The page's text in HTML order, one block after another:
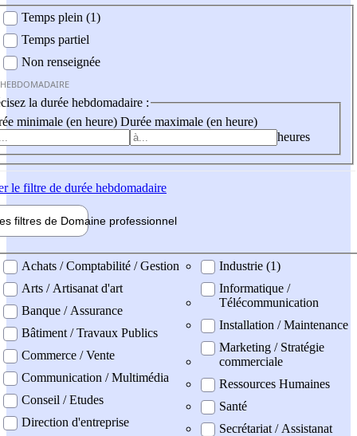
Temps plein (1)
Temps partiel
Non renseignée
la durée hebdomadaire :
minimale (en heure) Durée maximale (en heure)
heures
le filtre de durée hebdomadaire
filtres de Domaine professionnel
professionel
Achats / Comptabilité / Gestion
Arts / Artisanat d'art
Banque / Assurance
Bâtiment / Travaux Publics
Commerce / Vente
Communication / Multimédia
Conseil / Etudes
Direction d'entreprise
Industrie (1)
Informatique /
Télécommunication
Installation / Maintenance
Marketing / Stratégie
commerciale
Ressources Humaines
Santé
Secrétariat / Assistanat